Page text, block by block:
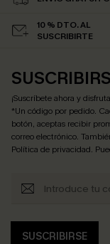
10 % DTO. AL
SUSCRIBIRTE
¡Suscríbete ahora y
*Un código por pedido.
botón, aceptas recibir
correo electrónico.
Política de privacidad.
SUSCRIBIRSE